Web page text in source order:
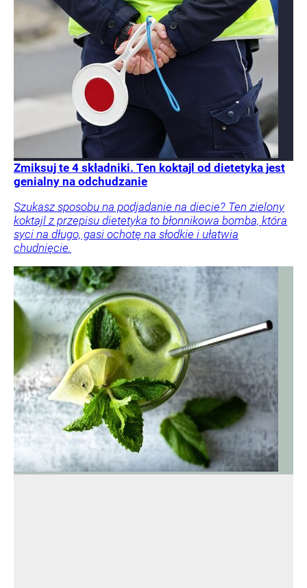
Zmiksuj te 4 składniki. Ten koktajl od dietetyka jest
genialny na odchudzanie
Szukasz sposobu na podjadanie na diecie? Ten zielony
koktajl z przepisu dietetyka to błonnikowa bomba, która
syci na długo, gasi ochotę na słodkie i ułatwia
chudnięcie.